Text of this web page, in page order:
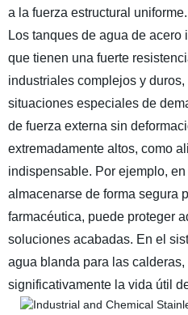
a la fuerza estructural
Los tanques de agua de
que tienen una fuerte
industriales complejos y
situaciones especiales de
de fuerza externa sin
extremadamente altos, como
indispensable. Por ejemplo,
almacenarse de forma segura
farmacéutica, puede proteger
soluciones acabadas. En el
agua blanda para las
significativamente la vida útil